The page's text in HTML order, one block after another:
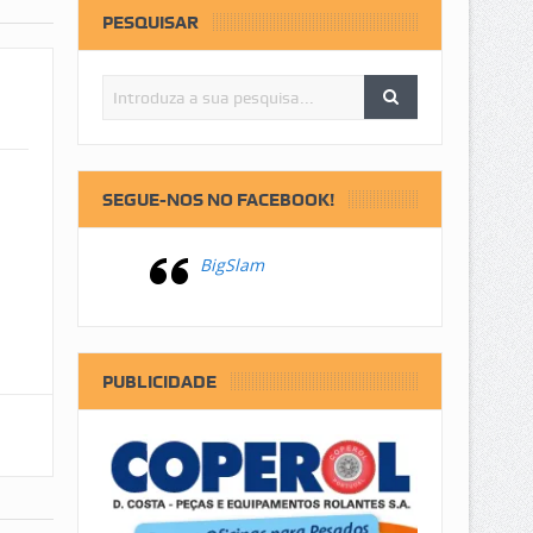
PESQUISAR
SEGUE-NOS NO FACEBOOK!
BigSlam
PUBLICIDADE